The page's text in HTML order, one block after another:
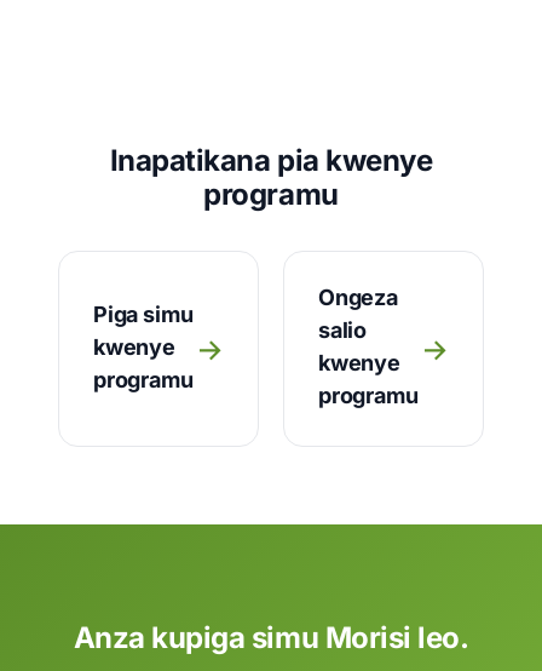
Inapatikana pia kwenye
programu
Piga simu
kwenye
programu
→
Ongeza
salio
kwenye
programu
→
Anza kupiga simu Morisi leo.